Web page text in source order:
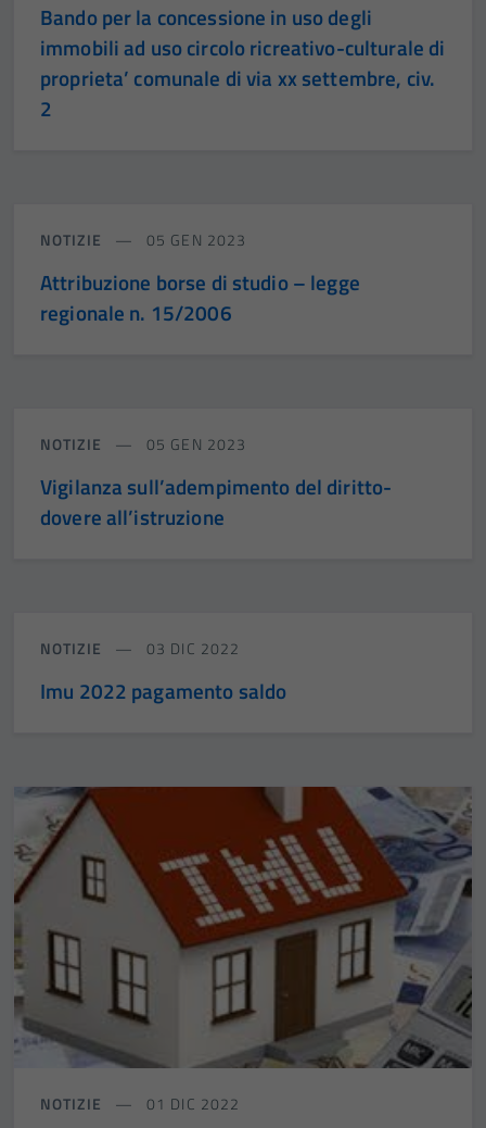
Bando per la concessione in uso degli
immobili ad uso circolo ricreativo-culturale di
proprieta’ comunale di via xx settembre, civ.
2
NOTIZIE 05 GEN 2023
Attribuzione borse di studio – legge
regionale n. 15/2006
NOTIZIE 05 GEN 2023
Vigilanza sull’adempimento del diritto-
dovere all’istruzione
NOTIZIE 03 DIC 2022
Imu 2022 pagamento saldo
NOTIZIE 01 DIC 2022